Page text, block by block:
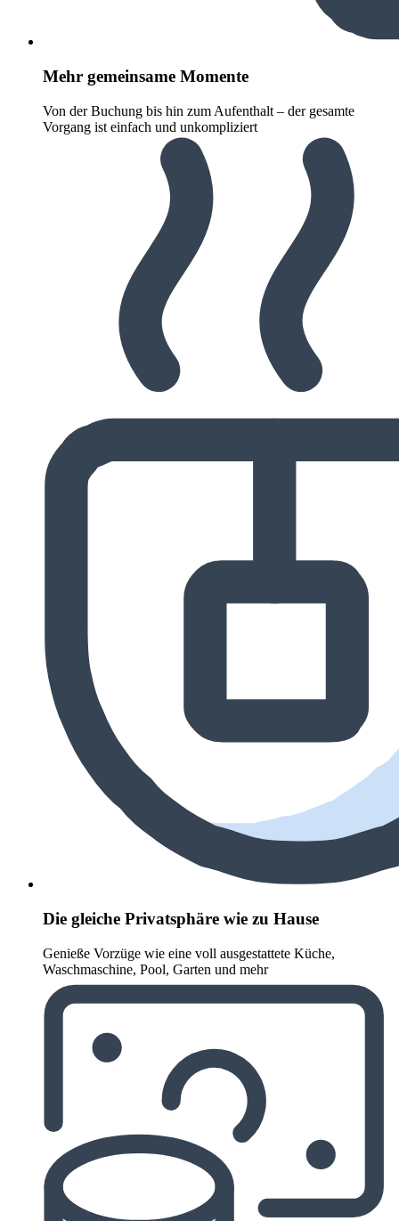
Mehr gemeinsame Momente
Von der Buchung bis hin zum Aufenthalt – der gesamte
Vorgang ist einfach und unkompliziert
Die gleiche Privatsphäre wie zu Hause
Genieße Vorzüge wie eine voll ausgestattete Küche,
Waschmaschine, Pool, Garten und mehr